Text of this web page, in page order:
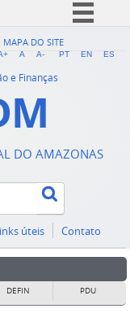
Simplifique!
à informação
MAPA DO SITE
A A- PT EN ES
e Finanças
DO AMAZONAS
úteis Contato
DEFIN PDU